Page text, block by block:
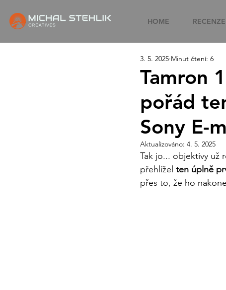
HOME
Tamron
pořád
Sony E-
3. 5. 2025 Minut čtení: 6
Aktualizováno: 4. 5. 2025
Tak jo... objektivy už
přehlížel ten úplně
přes to, že ho